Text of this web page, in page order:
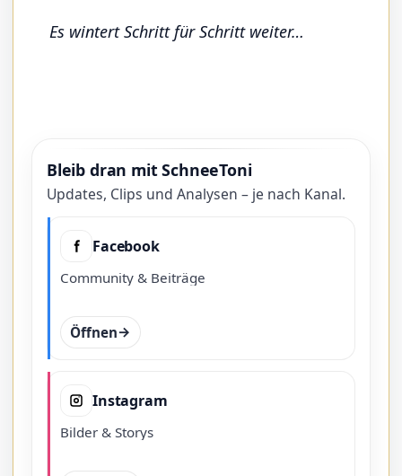
Es wintert Schritt für Schritt weiter…
Bleib dran mit SchneeToni
Updates, Clips und Analysen – je nach Kanal.
Facebook
Community & Beiträge
Öffnen
Instagram
Bilder & Storys